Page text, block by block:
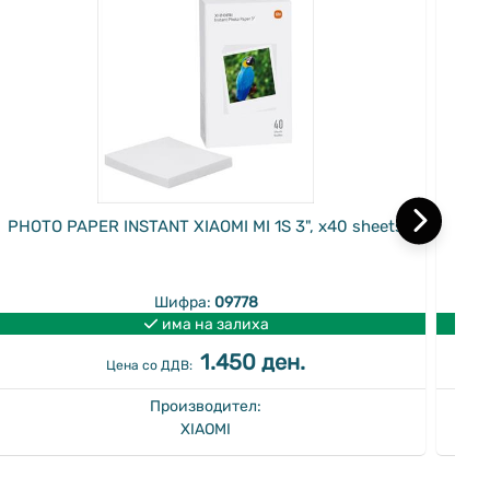
PHOTO PAPER INSTANT XIAOMI MI 1S 3", x40 sheets
Шифра: 09778
има на залиха
Цена со ДДВ: 1.450 ден.
Производител:
XIAOMI